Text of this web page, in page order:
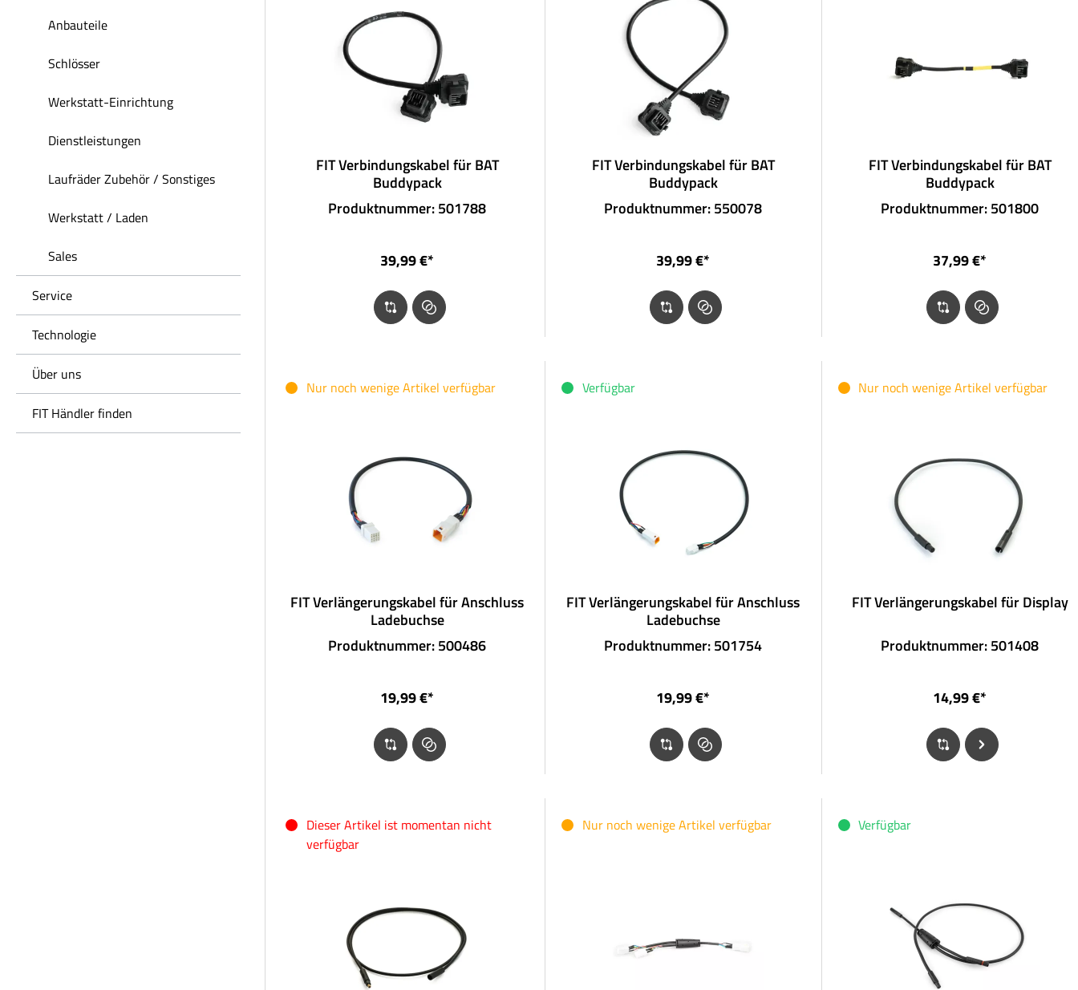
Anbauteile
Schlösser
Werkstatt-Einrichtung
Dienstleistungen
Laufräder Zubehör / Sonstiges
Werkstatt / Laden
Sales
Service
Technologie
Über uns
FIT Händler finden
FIT Verbindungskabel für BAT
Buddypack
Produktnummer: 501788
39,99 €*
FIT Verbindungskabel für BAT
Buddypack
Produktnummer: 550078
39,99 €*
FIT Verbindungskabel für BAT
Buddypack
Produktnummer: 501800
37,99 €*
Nur noch wenige Artikel verfügbar
FIT Verlängerungskabel für Anschluss
Ladebuchse
Produktnummer: 500486
19,99 €*
Verfügbar
FIT Verlängerungskabel für Anschluss
Ladebuchse
Produktnummer: 501754
19,99 €*
Nur noch wenige Artikel verfügbar
FIT Verlängerungskabel für Display
Produktnummer: 501408
14,99 €*
Dieser Artikel ist momentan nicht
verfügbar
Nur noch wenige Artikel verfügbar Verfügbar